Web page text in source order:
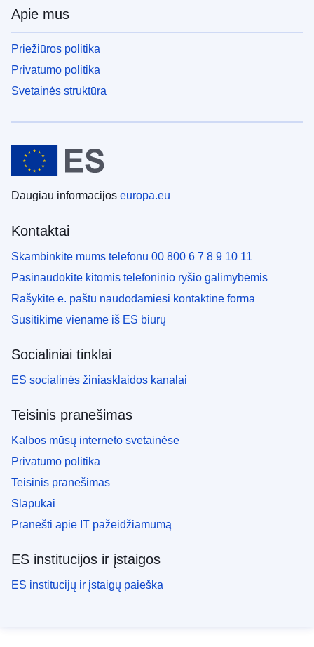
Apie mus
Priežiūros politika
Privatumo politika
Svetainės struktūra
Daugiau informacijos europa.eu
Kontaktai
Skambinkite mums telefonu 00 800 6 7 8 9 10 11
Pasinaudokite kitomis telefoninio ryšio galimybėmis
Rašykite e. paštu naudodamiesi kontaktine forma
Susitikime viename iš ES biurų
Socialiniai tinklai
ES socialinės žiniasklaidos kanalai
Teisinis pranešimas
Kalbos mūsų interneto svetainėse
Privatumo politika
Teisinis pranešimas
Slapukai
Pranešti apie IT pažeidžiamumą
ES institucijos ir įstaigos
ES institucijų ir įstaigų paieška